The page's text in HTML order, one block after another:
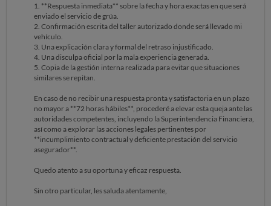
1. **Respuesta inmediata** sobre la fecha y hora exactas en que será
enviado el servicio de grúa.
2. Confirmación escrita del taller autorizado donde será llevado mi
vehículo.
3. Una explicación clara y formal del retraso injustificado.
4. Una disculpa oficial por la mala experiencia generada.
5. Copia de la gestión interna realizada para evitar que situaciones
similares se repitan.
En caso de no recibir una respuesta pronta y satisfactoria en un plazo
no mayor a **72 horas hábiles**, procederé a elevar esta queja ante las
autoridades competentes, incluyendo la Superintendencia Financiera,
así como a explorar las acciones legales pertinentes por
**incumplimiento contractual y deficiente prestación del servicio
asegurador**.
Quedo atento a su oportuna y eficaz respuesta.
Sin otro particular, les saluda atentamente,